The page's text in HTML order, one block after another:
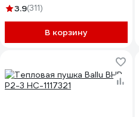
3.9(311)
В корзину